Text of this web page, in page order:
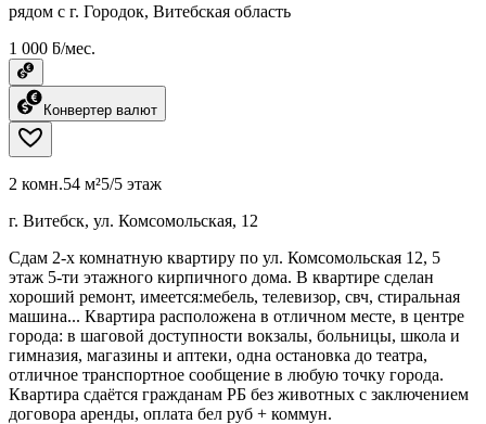
рядом с г. Городок, Витебская область
1 000 ƃ/мес.
Конвертер валют
2 комн.54 м²5/5 этаж
г. Витебск, ул. Комсомольская, 12
Сдам 2-х комнатную квартиру по ул. Комсомольская 12, 5
этаж 5-ти этажного кирпичного дома. В квартире сделан
хороший ремонт, имеется:мебель, телевизор, свч, стиральная
машина... Квартира расположена в отличном месте, в центре
города: в шаговой доступности вокзалы, больницы, школа и
гимназия, магазины и аптеки, одна остановка до театра,
отличное транспортное сообщение в любую точку города.
Квартира сдаётся гражданам РБ без животных с заключением
договора аренды, оплата бел руб + коммун.